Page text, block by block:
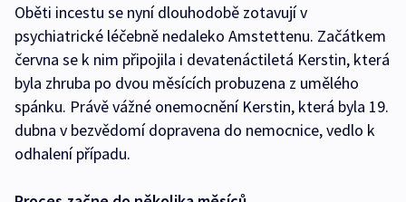
Oběti incestu se nyní dlouhodobě zotavují v
psychiatrické léčebně nedaleko Amstettenu. Začátkem
června se k nim připojila i devatenáctiletá Kerstin, která
byla zhruba po dvou měsících probuzena z umělého
spánku. Právě vážné onemocnění Kerstin, která byla 19.
dubna v bezvědomí dopravena do nemocnice, vedlo k
odhalení případu.